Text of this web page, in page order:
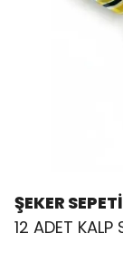
ŞEKER
12 ADET KALP